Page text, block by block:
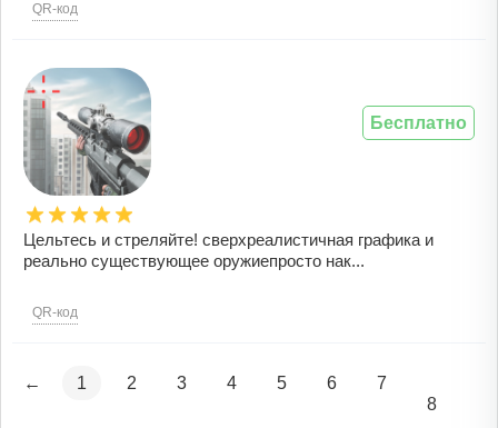
QR-код
Цельтесь и стреляйте! сверхреалистичная графика и
реально существующее оружиепросто нак...
QR-код
Бесплатно
← 1 2 3 4 5 6
7
8